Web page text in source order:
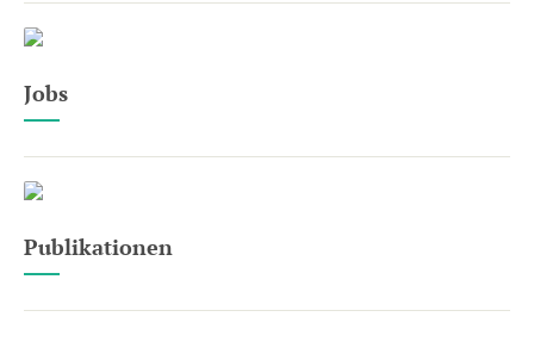
Jobs
Publikationen